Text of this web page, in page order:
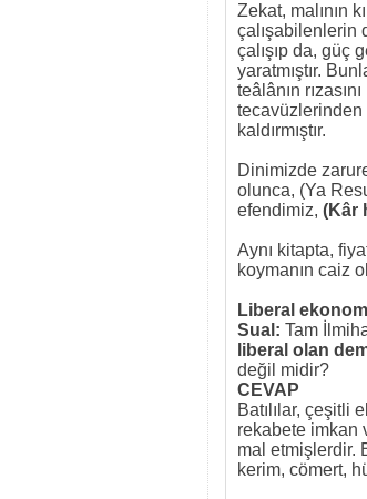
Zekat, malının
çalışabilenlerin
çalışıp da, güç
yaratmıştır.
teâlânın
tecavüzlerinden
kaldırmıştır.
Dinimizde
olunca, (Ya
efendimiz, (Kâr
Aynı kitapta,
koymanın caiz
Liberal
Sual: Tam
liberal olan
değil midir?
CEVAP
Batılılar, çeşitli
rekabete imkan
mal etmişlerdir.
kerim, cömert,